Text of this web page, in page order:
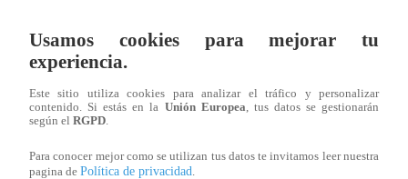
¿Yahaira Plasencia y Maritza Rodríguez
más unidas que nunca?
Usamos cookies para mejorar tu
experiencia.
Este sitio utiliza cookies para analizar el tráfico y personalizar
contenido. Si estás en la Unión Europea , tus datos se gestionarán
según el RGPD
Para conocer mejor como se utilizan tus datos te invitamos leer nuestra
pagina de Política de privacidad